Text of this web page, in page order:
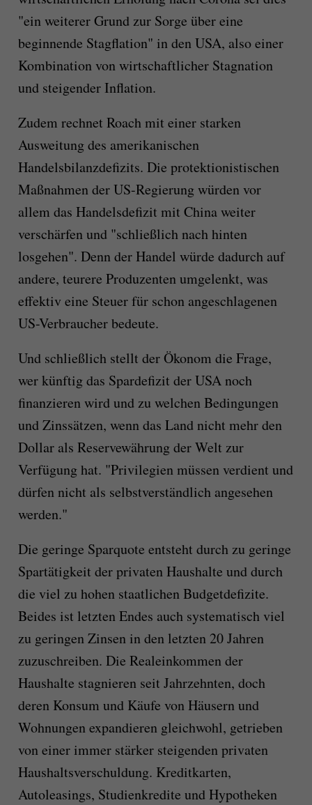
"ein weiterer Grund zur Sorge über eine
beginnende Stagflation" in den USA, also einer
Kombination von wirtschaftlicher Stagnation
und steigender Inflation.
Zudem rechnet Roach mit einer starken
Ausweitung des amerikanischen
Handelsbilanzdefizits. Die protektionistischen
Maßnahmen der US-Regierung würden vor
allem das Handelsdefizit mit China weiter
verschärfen und "schließlich nach hinten
losgehen". Denn der Handel würde dadurch auf
andere, teurere Produzenten umgelenkt, was
effektiv eine Steuer für schon angeschlagenen
US-Verbraucher bedeute.
Und schließlich stellt der Ökonom die Frage,
wer künftig das Spardefizit der USA noch
finanzieren wird und zu welchen Bedingungen
und Zinssätzen, wenn das Land nicht mehr den
Dollar als Reservewährung der Welt zur
Verfügung hat. "Privilegien müssen verdient und
dürfen nicht als selbstverständlich angesehen
werden."
Die geringe Sparquote entsteht durch zu geringe
Spartätigkeit der privaten Haushalte und durch
die viel zu hohen staatlichen Budgetdefizite.
Beides ist letzten Endes auch systematisch viel
zu geringen Zinsen in den letzten 20 Jahren
zuzuschreiben. Die Realeinkommen der
Haushalte stagnieren seit Jahrzehnten, doch
deren Konsum und Käufe von Häusern und
Wohnungen expandieren gleichwohl, getrieben
von einer immer stärker steigenden privaten
Haushaltsverschuldung. Kreditkarten,
Autoleasings, Studienkredite und Hypotheken